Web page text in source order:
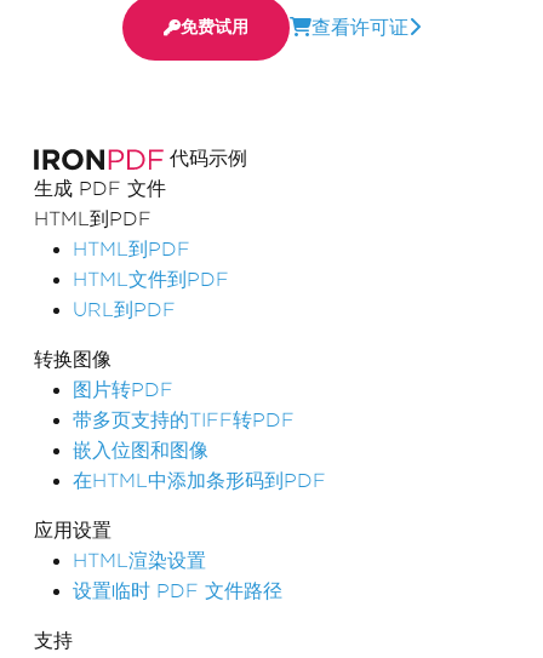
代码示例
生成 PDF 文件
HTML到PDF
HTML到PDF
HTML文件到PDF
URL到PDF
转换图像
图片转PDF
带多页支持的TIFF转PDF
嵌入位图和图像
在HTML中添加条形码到PDF
应用设置
HTML渲染设置
设置临时 PDF 文件路径
支持
免费试用 查看许可证